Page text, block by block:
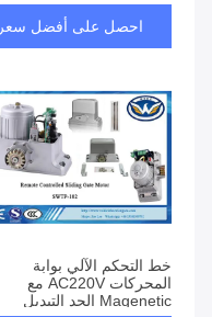
احصل على أفضل سعر
خط التحكم الآلي بوابة
المحركات AC220V مع
Magenetic الحد التبديل